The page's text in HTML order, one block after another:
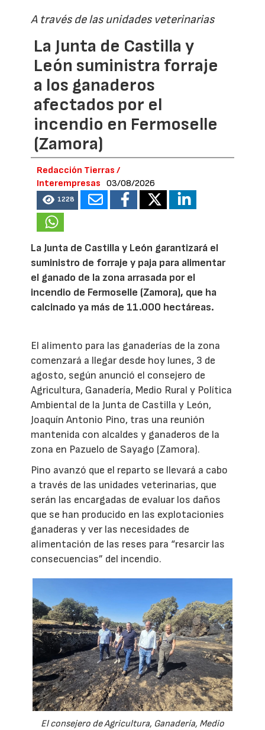
A través de las unidades veterinarias
La Junta de Castilla y
León suministra forraje
a los ganaderos
afectados por el
incendio en Fermoselle
(Zamora)
Redacción Tierras /
Interempresas
03/08/2026
1228
La Junta de Castilla y León garantizará el
suministro de forraje y paja para alimentar
el ganado de la zona arrasada por el
incendio de Fermoselle (Zamora), que ha
calcinado ya más de 11.000 hectáreas.
El alimento para las ganaderías de la zona
comenzará a llegar desde hoy lunes, 3 de
agosto, según anunció el consejero de
Agricultura, Ganadería, Medio Rural y Política
Ambiental de la Junta de Castilla y León,
Joaquín Antonio Pino, tras una reunión
mantenida con alcaldes y ganaderos de la
zona en Pazuelo de Sayago (Zamora).
Pino avanzó que el reparto se llevará a cabo
a través de las unidades veterinarias, que
serán las encargadas de evaluar los daños
que se han producido en las explotacionies
ganaderas y ver las necesidades de
alimentación de las reses para “resarcir las
consecuencias” del incendio.
El consejero de Agricultura, Ganadería, Medio